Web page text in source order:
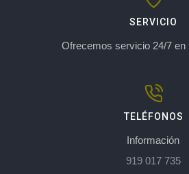
SERVICIO
Ofrecemos servicio 24/7 en
TELÉFONOS
Información
919 017 735